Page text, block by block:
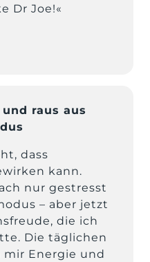
Dr Joe!«
raus aus
dass
kann.
nur gestresst
– aber jetzt
die ich
Die täglichen
Energie und